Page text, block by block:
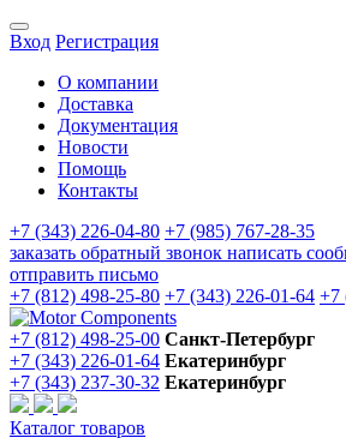
Вход Регистрация
О компании
Доставка
Документация
Новости
Помощь
Контакты
+7 (343) 226-04-80 +7 (985) 767-28-35
заказать обратный звонок написать
отправить письмо
+7 (812) 498-25-80 +7 (343) 226-01-64 +7
+7 (812) 498-25-00 Санкт-Петербург
+7 (343) 226-01-64 Екатеринбург
+7 (343) 237-30-32 Екатеринбург
Каталог товаров